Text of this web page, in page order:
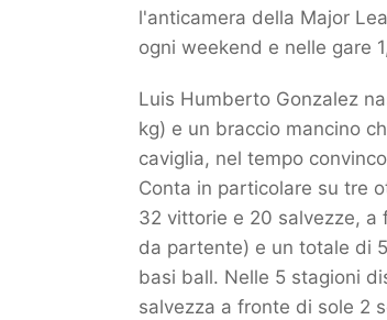
l'anticamera della Major
ogni weekend e nelle gare
Luis Humberto Gonzalez
kg) e un braccio mancino
caviglia, nel tempo
Conta in particolare su tre
32 vittorie e 20 salvezze, a
da partente) e un totale di
basi ball. Nelle 5 stagioni
salvezza a fronte di sole 2